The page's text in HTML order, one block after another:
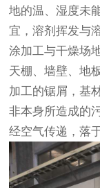
地的温、湿度未
宜，溶剂挥发与
涂加工与干燥场
天棚、墙壁、地
加工的锯屑，基
非本身所造成的
经空气传递，